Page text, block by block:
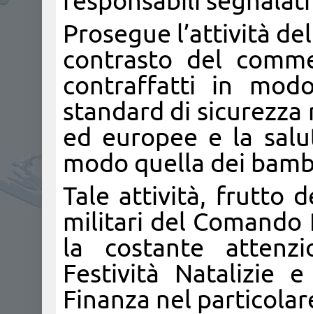
Prosegue l’attività
contrasto del
contraffatti in
standard di
ed europee e la
modo quella dei
Tale attività, frutto
militari del Comando
la costante
Festività Natalizie
Finanza nel